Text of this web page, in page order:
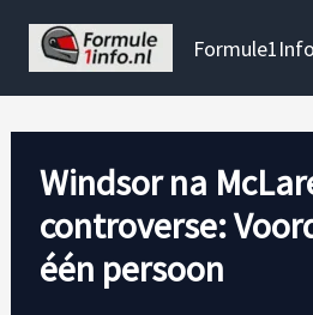
Formule1Info
Windsor na
controverse:
één persoon